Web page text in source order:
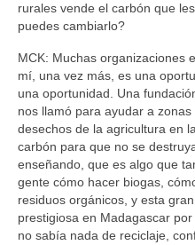
rurales vende el carbón que
puedes cambiarlo?
MCK: Muchas organizaciones
mí, una vez más, es una
una oportunidad. Una
nos llamó para ayudar a
desechos de la agricultura en
carbón para que no se
enseñando, que es algo que
gente cómo hacer biogas,
residuos orgánicos, y esta
prestigiosa en Madagascar
no sabía nada de reciclaje,